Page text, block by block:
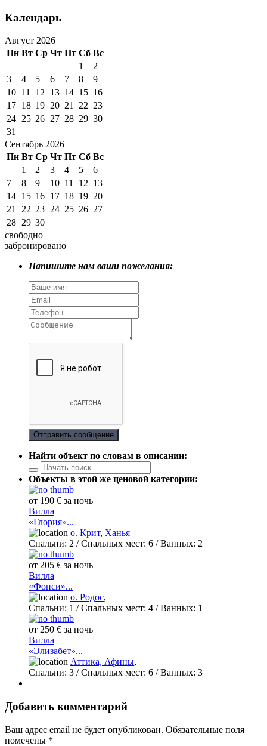
Календарь
Август 2026
Пн Вт Ср Чт Пт Сб Вс
1
2
3
4 5 6 7 8
9
10 11 12 13 14 15 16
17 18 19 20 21 22 23
24 25 26 27 28 29 30
31
Сентябрь 2026
Пн Вт Ср Чт Пт Сб Вс
1
2 3 4 5
6
7
8 9 10 11 12 13
14 15 16 17 18 19 20
21
22 23 24 25 26 27
28 29 30
свободно
забронировано
Напишите нам ваши пожелания:
Отправить сообщение
Найти объект по словам в описании:
Объекты в этой же ценовой категории:
от 190 € за ночь
Вилла
«Глория»...
о. Крит, Ханья
Спальни: 2 / Спальных мест: 6 /Ванных: 2
от 205 € за ночь
Вилла
«Фонси»...
о. Родос,
Спальни: 1 / Спальных мест: 4 /Ванных: 1
от 250 € за ночь
Вилла
«Элизабет»...
Аттика, Афины,
Спальни: 3 / Спальных мест: 6 /Ванных: 3
Добавить комментарий
Ваш адрес email не будет опубликован. Обязательные поля
помечены *